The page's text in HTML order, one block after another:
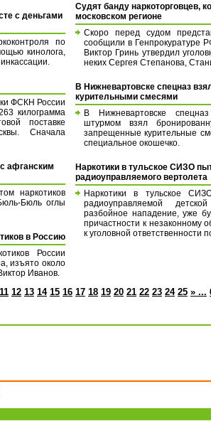
с деньгами
по
кинолога,
ФСКН России
килограмма
поставке
Сначала
афганским
наркотиков
Бюль оглы
в Россию
России
изъято около
Иванов.
Судят банду наркоторговцев,
московском регионе
Скоро перед судом
сообщили в Генпрокуратуре
Виктор Гринь утвердил
неких Сергея Степанова,
В Нижневартовске спецназ
курительными смесями
В Нижневартовске
штурмом взял
запрещенные курительные
специальное окошечко.
Наркотики в тульское СИЗО
радиоуправляемого вертолета
Наркотики в тульское
радиоуправляемой
разбойное нападение, уже
причастности к незаконному
к уголовной ответственности
11 12 13 14 15 16 17 18 19 20 21 22 23 24 25 » ...